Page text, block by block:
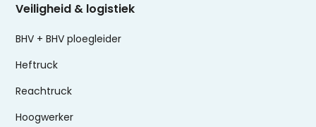
Veiligheid & logistiek
BHV + BHV ploegleider
Heftruck
Reachtruck
Hoogwerker